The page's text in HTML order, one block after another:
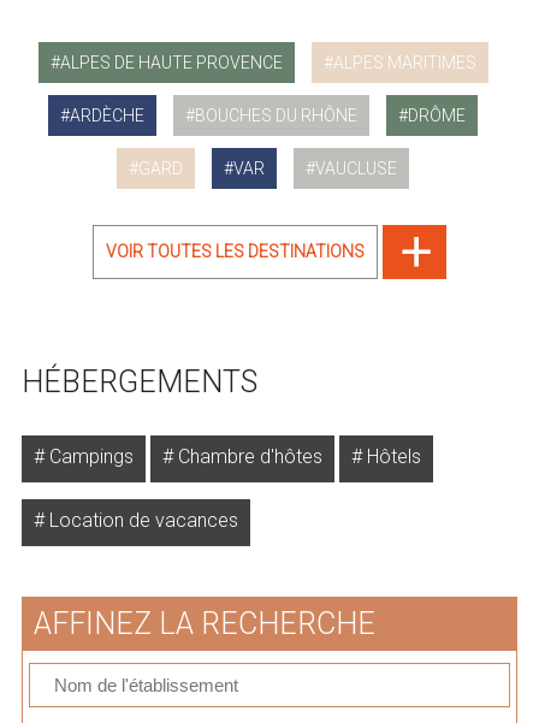
ALPES DE HAUTE PROVENCE ALPES MARITIMES
ARDÈCHE BOUCHES DU RHÔNE DRÔME
GARD VAR VAUCLUSE
VOIR TOUTES LES DESTINATIONS
HÉBERGEMENTS
Campings Chambre d'hôtes Hôtels
Location de vacances
AFFINEZ LA RECHERCHE